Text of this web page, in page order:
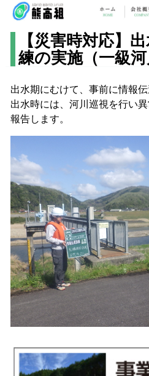
【災害時対応】
練の実施（一級河
出水期にむけて、事前に情報伝
出水時には、河川巡視を行い
報告します。